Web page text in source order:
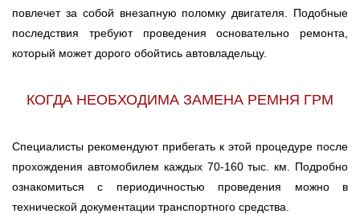
Сочи
Сургут
Тольятти
Тюмень
Ульяновск
повлечет за собой внезапную поломку двигателя. Подобные
последствия требуют проведения основательно ремонта,
который может дорого обойтись автовладельцу.
КОГДА НЕОБХОДИМА ЗАМЕНА РЕМНЯ ГРМ
Специалисты рекомендуют прибегать к этой процедуре после
прохождения автомобилем каждых 70-160 тыс. км. Подробно
ознакомиться с периодичностью проведения можно в
технической документации транспортного средства.